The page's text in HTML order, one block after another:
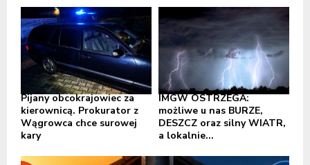
Pijany obcokrajowiec za
kierownicą. Prokurator z
Wągrowca chce surowej
kary
IMGW OSTRZEGA:
możliwe u nas BURZE,
DESZCZ oraz silny WIATR,
a lokalnie...